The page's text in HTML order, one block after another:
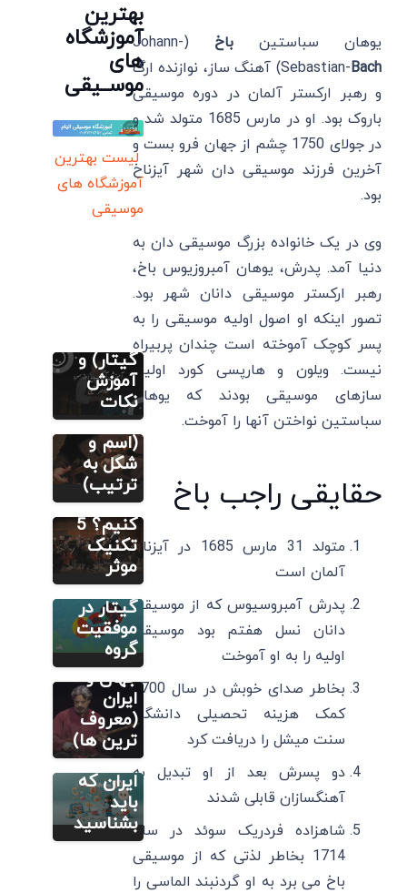
یوهان سباستینباخ
(Johann-
Sebastian-Bach
) آهنگ ساز، نوازنده ارگ
و رهبر ارکستر آلمان در دوره موسیقی
باروک بود. او در مارس 1685 متولد شد و
در جولای 1750 چشم از جهان فرو بست و
آخرین فرزند موسیقی دان شهر آیزناخ
بود.
وی در یک خانواده بزرگ موسیقی دان به
دنیا آمد. پدرش، یوهان آمبروزیوس باخ،
رهبر ارکستر موسیقی دانان شهر بود.
تصور اینکه او اصول اولیه موسیقی را به
پسر کوچک آموخته است چندان پربیراه
نیست. ویلون و هارپسی کورد اولین
سازهای موسیقی بودند که یوهان
سباستین نواختن آنها را آموخت.
حقایقی راجب باخ
متولد 31 مارس 1685 در آیزناخ
آلمان است
پدرش آمبروسیوس که از موسیقی
دانان نسل هفتم بود موسیقی
اولیه را به او آموخت
بخاطر صدای خوبش در سال 1700
کمک هزینه تحصیلی دانشگاه
سنت میشل را دریافت کرد
دو پسرش بعد از او تبدیل به
آهنگسازان قابلی شدند
شاهزاده فردریک سوئد در سال
1714 بخاطر لذتی که از موسیقی
باخ می برد به او گردنبند الماسی را
بهترین
آموزشگاه
های
موســیقی
لیست بهترین
آموزشگاه های
موسیقی
فارسی (پیانو
گیتار ویولن
شاید یه
روز سرد
(پیانو
ویولن
گیتار) و
آموزش
نکات
دیگر
نت های
موسیقی
ایرانی
(اسم و
شکل به
ترتیب)
مطالب متنوع
چگونه یک
قطعه
موسیقی
را حفظ
کنیم؟ 5
تکنیک
موثر
مطالب متنوع
دیگر
راهنمای
راه‌اندازی
گروه
موسیقی و
نقش
گیتار در
موفقیت
گروه
آموزش اصولی
تار
20 بهترین
نوازنده تار
جهان و
ایران
(معروف
ترین ها)
تار
20 بهترین
نوازنده تار
خانم در
ایران که
باید
بشناسید